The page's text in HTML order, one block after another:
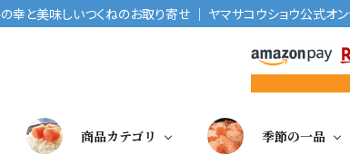
幸と美味しいつくねのお取り寄せ ｜ ヤマサコウショウ公式オン
商品カテゴリ 季節の一品